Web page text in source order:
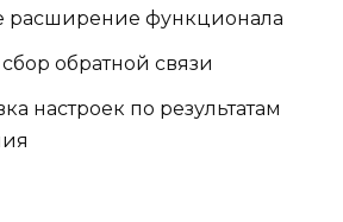
расширение функционала
обратной связи
настроек по результатам